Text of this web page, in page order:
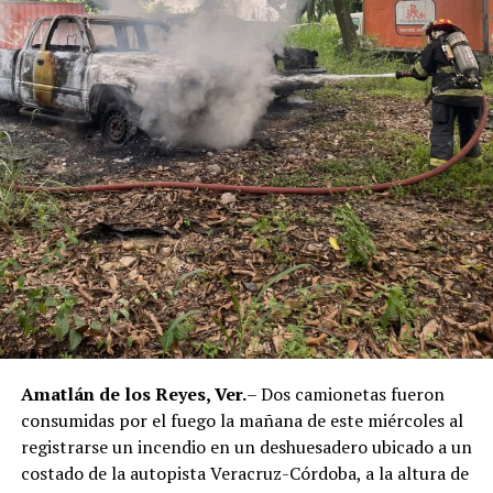
Amatlán de los Reyes, Ver.– Dos camionetas fueron
consumidas por el fuego la mañana de este miércoles al
registrarse un incendio en un deshuesadero ubicado a un
costado de la autopista Veracruz-Córdoba, a la altura de